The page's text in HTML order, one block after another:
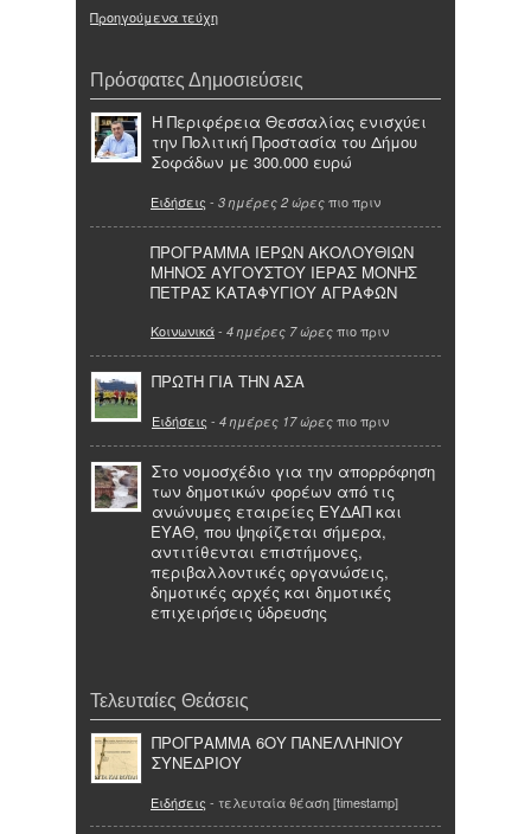
Προηγούμενα τεύχη
Πρόσφατες Δημοσιεύσεις
Η Περιφέρεια Θεσσαλίας ενισχύει
την Πολιτική Προστασία του Δήμου
Σοφάδων με 300.000 ευρώ
Ειδήσεις - 3 ημέρες 2 ώρες πιο πριν
ΠΡΟΓΡΑΜΜΑ ΙΕΡΩΝ ΑΚΟΛΟΥΘΙΩΝ
ΜΗΝΟΣ ΑΥΓΟΥΣΤΟΥ ΙΕΡΑΣ ΜΟΝΗΣ
ΠΕΤΡΑΣ ΚΑΤΑΦΥΓΙΟΥ ΑΓΡΑΦΩΝ
Κοινωνικά- 4 ημέρες 7 ώρες πιο πριν
ΠΡΩΤΗ ΓΙΑ ΤΗΝ ΑΣΑ
Ειδήσεις - 4 ημέρες 17 ώρες πιο πριν
Στο νομοσχέδιο για την απορρόφηση
των δημοτικών φορέων από τις
ανώνυμες εταιρείες ΕΥΔΑΠ και
ΕΥΑΘ, που ψηφίζεται σήμερα,
αντιτίθενται επιστήμονες,
περιβαλλοντικές οργανώσεις,
δημοτικές αρχές και δημοτικές
επιχειρήσεις ύδρευσης
Τελευταίες Θεάσεις
ΠΡΟΓΡΑΜΜΑ 6ΟΥ ΠΑΝΕΛΛΗΝΙΟΥ
ΣΥΝΕΔΡΙΟΥ
Ειδήσεις - τελευταία θέαση [timestamp]